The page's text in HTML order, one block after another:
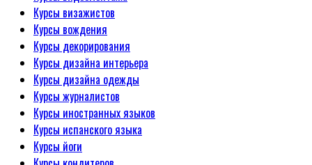
Курсы визажистов
Курсы вождения
Курсы декорирования
Курсы дизайна интерьера
Курсы дизайна одежды
Курсы журналистов
Курсы иностранных языков
Курсы испанского языка
Курсы йоги